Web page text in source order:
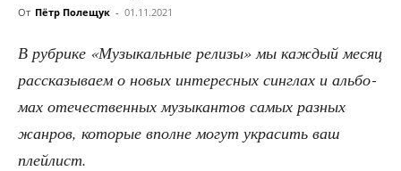
От Пётр Полещук - 01.11.2021
В руб­ри­ке «Музы­каль­ные рели­зы» мы каж­дый месяц
рас­ска­зы­ва­ем о новых инте­рес­ных син­глах и аль­бо­
мах оте­че­ствен­ных музы­кан­тов самых раз­ных
жан­ров, кото­рые вполне могут укра­сить ваш
плейлист.